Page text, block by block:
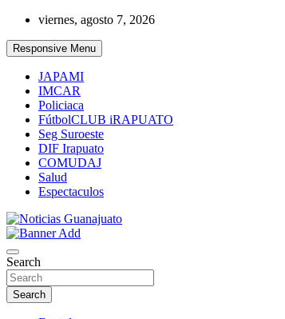
Skip
content
viernes, agosto 7, 2026
Responsive Menu
JAPAMI
IMCAR
Policiaca
FútbolCLUB iRAPUATO
Seg Suroeste
DIF Irapuato
COMUDAJ
Salud
Espectaculos
Noticias Guanajuato
Search
Search